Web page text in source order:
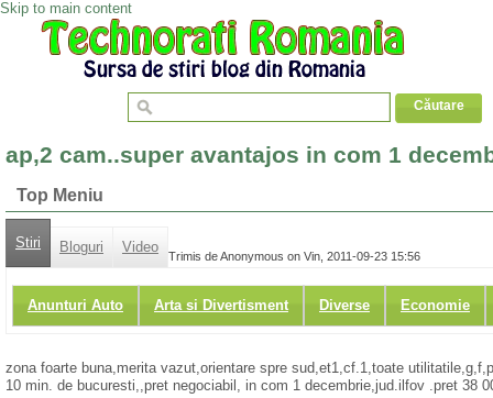
Skip to main content
ap,2 cam..super avantajos in com 1
Top Meniu
Stiri Bloguri Video
Anunturi Auto Arta si Divertisment Diverse Economie
Trimis de Anonymous on Vin, 2011-09-23 15:56
zona foarte buna,merita vazut,orientare spre sud,et1,cf.1,toate
10 min. de bucuresti,,pret negociabil, in com 1 decembrie,jud.ilfov .pret 38